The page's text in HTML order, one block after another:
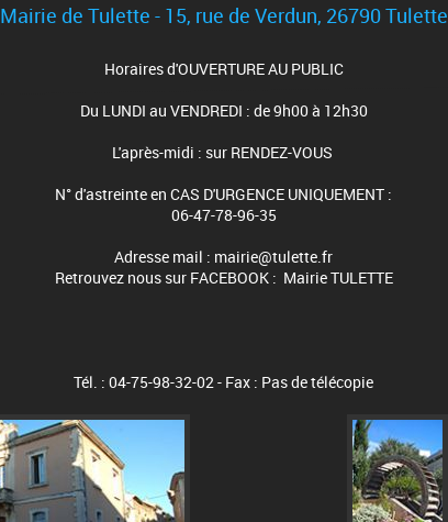
Mairie de Tulette - 15, rue de Verdun, 26790 Tulette
Horaires d'OUVERTURE AU PUBLIC
Du LUNDI au VENDREDI : de 9h00 à 12h30
L'après-midi : sur RENDEZ-VOUS
N° d'astreinte en CAS D'URGENCE UNIQUEMENT :
06-47-78-96-35
Adresse mail : mairie@tulette.fr
Retrouvez nous sur FACEBOOK : Mairie TULETTE
Tél. : 04-75-98-32-02 - Fax : Pas de télécopie